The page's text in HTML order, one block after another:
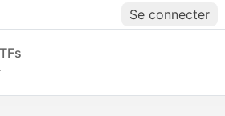
Se connecter